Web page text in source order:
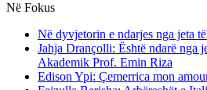
Në Fokus
Në dyvjetorin e ndarjes nga jeta
Jahja Drançolli: Është ndarë nga
Akademik Prof. Emin Riza
Edison Ypi: Çemerrica mon